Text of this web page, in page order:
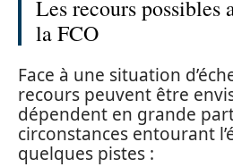
Les recours possibles
la FCO
Face à une situation
recours peuvent être
dépendent en grande
circonstances entourant
quelques pistes :